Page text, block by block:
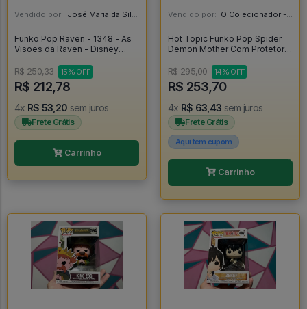
Vendido por: José Maria da Silva Junior - AL
Funko Pop Raven - 1348 - As
Visões da Raven - Disney
Raven Baxter - Disney 100
#1348
R$ 250,33 15% OFF
R$ 212,78
4x R$ 53,20 sem juros
Frete Grátis
Carrinho
Vendido por: O Colecionador - SP
Hot Topic Funko Pop Spider
Demon Mother Com Protetor -
R$ 295,00
14% OFF
R$ 253,70
4x R$ 63,43 sem juros
Frete Grátis
Aqui tem cupom
Carrinho